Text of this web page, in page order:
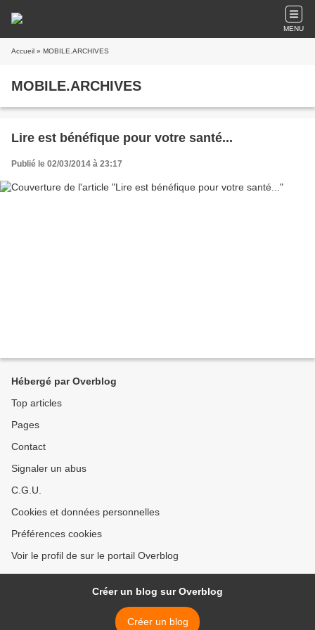
MENU
Accueil » MOBILE.ARCHIVES
MOBILE.ARCHIVES
Lire est bénéfique pour votre santé...
Publié le 02/03/2014 à 23:17
Hébergé par Overblog
Top articles
Pages
Contact
Signaler un abus
C.G.U.
Cookies et données personnelles
Préférences cookies
Voir le profil de sur le portail Overblog
Créer un blog sur Overblog
Créer un blog